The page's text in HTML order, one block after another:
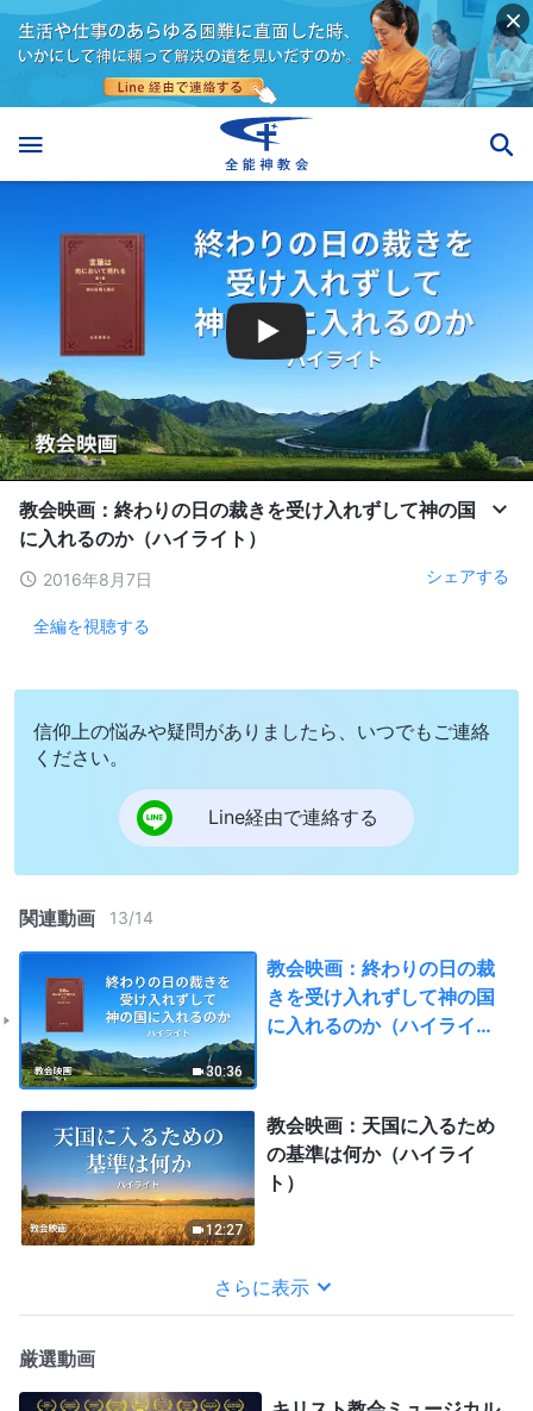
教会映画：終わりの日の裁きを受け入れずして神の国
に入れるのか（ハイライト）
2016年8月7日 シェアする
全編を視聴する
信仰上の悩みや疑問がありましたら、いつでもご連絡
ください。
Line経由で連絡する
関連動画 13/14
30:36
教会映画：終わりの日の裁
きを受け入れずして神の国
に入れるのか（ハイライ
12:27
教会映画：天国に入るため
の基準は何か（ハイライ
ト）
さらに表示
厳選動画